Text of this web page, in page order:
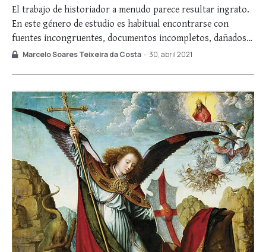
El trabajo de historiador a menudo parece resultar ingrato.
En este género de estudio es habitual encontrarse con
fuentes incongruentes, documentos incompletos, dañados o
incluso dudosos. A veces no hay más remedio que acudir a la
Marcelo Soares Teixeira da Costa - 30, abril 2021